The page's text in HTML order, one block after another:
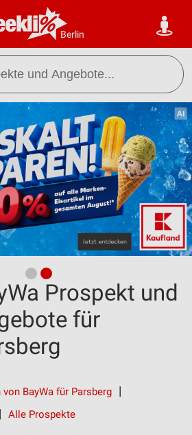
Berlin
Prospekt und
für
BayWa für Parsberg
Alle Prospekte